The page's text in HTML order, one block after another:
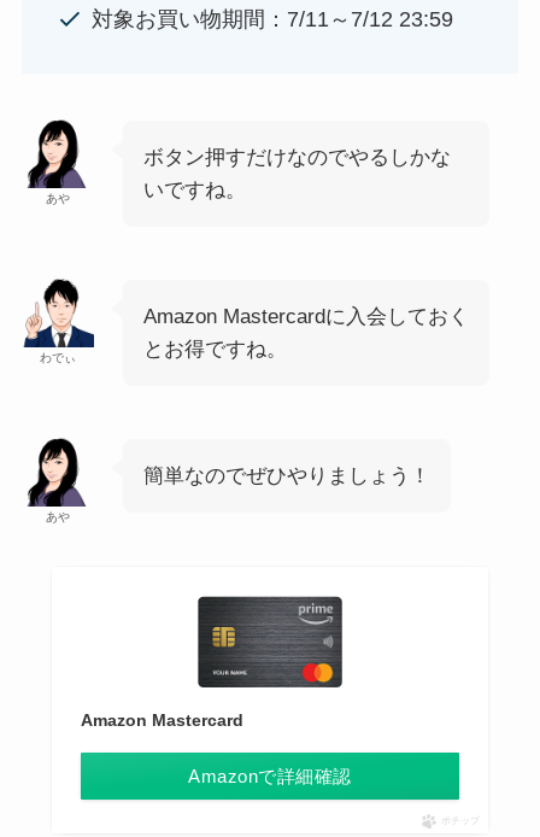
対象お買い物期間：7/11～7/12 23:59
あや
ボタン押すだけなのでやるしかな
いですね。
わでぃ
Amazon Mastercardに入会しておく
とお得ですね。
あや
簡単なのでぜひやりましょう！
Amazon Mastercard
Amazonで詳細確認
ポチップ